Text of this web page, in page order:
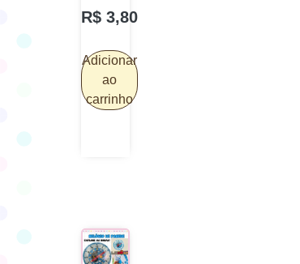
R$ 3,80
Adicionar
ao
carrinho